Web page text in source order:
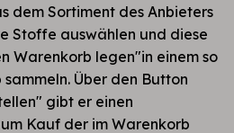
dem Sortiment des Anbieters
Stoffe auswählen und diese
Warenkorb legen"in einem so
Über den Button
gibt er einen
Kauf der im Warenkorb